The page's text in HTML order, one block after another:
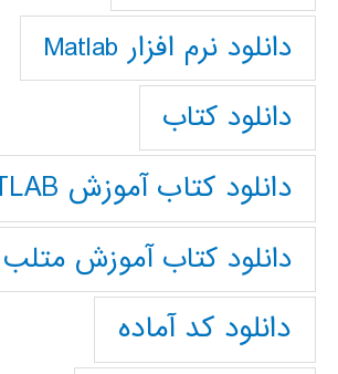
دانلود نرم افزار Matlab
دانلود کتاب
دانلود کتاب آموزش MATLAB
دانلود کتاب آموزش متلب
دانلود کد آماده